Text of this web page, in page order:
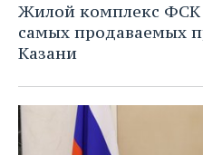
Жилой комплекс ФСК
самых продаваемых
Казани